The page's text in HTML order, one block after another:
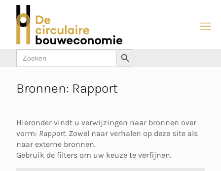
Zoek
naar:
Zoekknop
Bronnen: Rapport
Hieronder vindt u verwijzingen naar bronnen over
vorm: Rapport. Zowel naar verhalen op deze site als
naar externe bronnen.
Gebruik de filters om uw keuze te verfijnen.